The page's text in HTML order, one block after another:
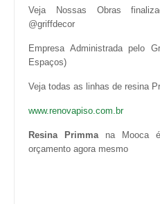
Veja Nossas Obras
@griffdecor
Empresa Administrada pelo
Espaços)
Veja todas as linhas de resina
www.renovapiso.com.br
Resina Primmana Mooca
orçamento agora mesmo